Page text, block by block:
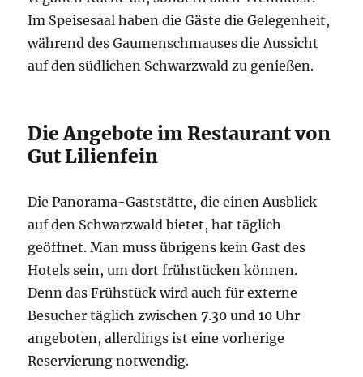
Im Speisesaal haben die Gäste die Gelegenheit,
während des Gaumenschmauses die Aussicht
auf den südlichen Schwarzwald zu genießen.
Die Angebote im Restaurant von
Gut Lilienfein
Die Panorama-Gaststätte, die einen Ausblick
auf den Schwarzwald bietet, hat täglich
geöffnet. Man muss übrigens kein Gast des
Hotels sein, um dort frühstücken können.
Denn das Frühstück wird auch für externe
Besucher täglich zwischen 7.30 und 10 Uhr
angeboten, allerdings ist eine vorherige
Reservierung notwendig.